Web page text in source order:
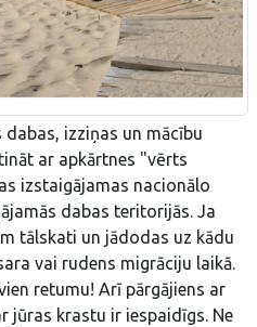
izziņas un mācību
ar apkārtnes "vērts
izstaigājamas nacionālo
dabas teritorijās. Ja
tālskati un jādodas uz kādu
vai rudens migrāciju laikā.
retumu! Arī pārgājiens ar
jūras krastu ir iespaidīgs. Ne